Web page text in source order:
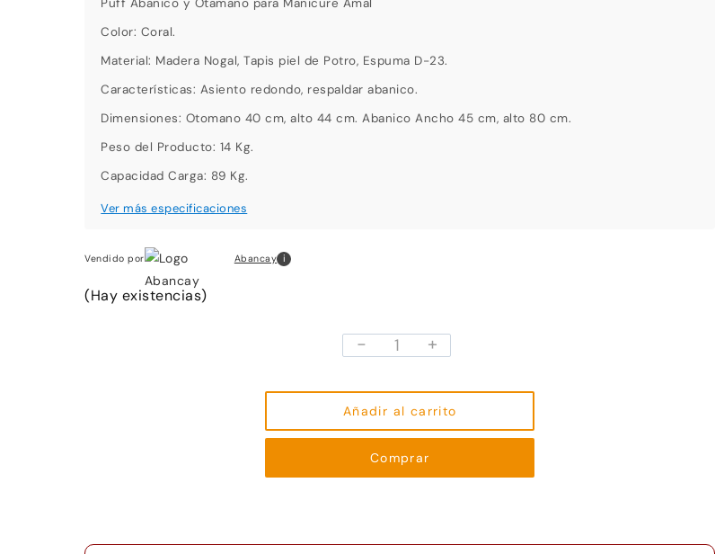
Color: Coral.
Material: Madera Nogal, Tapis piel de Potro, Espuma D-23.
Características: Asiento redondo, respaldar abanico.
Dimensiones: Otomano 40 cm, alto 44 cm. Abanico Ancho 45 cm, alto 80 cm.
Peso del Producto: 14 Kg.
Capacidad Carga: 89 Kg.
Vendido por Abancay i
(Hay existencias)
-
Puff
y
Otamano
para
Manicure
Amal
+
Añadir al carrito
Comprar